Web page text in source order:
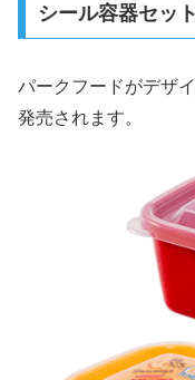
シール容器セット
パークフードがデザ
発売されます。